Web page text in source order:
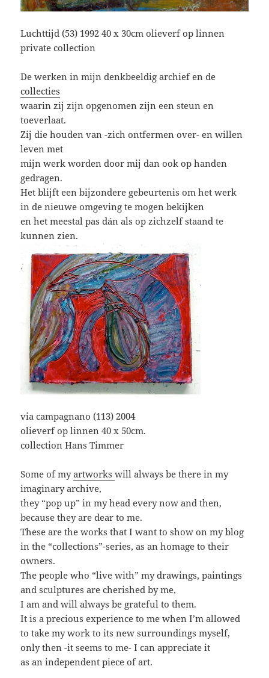
Luchttijd (53) 1992 40 x 30cm olieverf op linnen
private collection
De werken in mijn denkbeeldig archief en de
collecties
waarin zij zijn opgenomen zijn een steun en
toeverlaat.
Zij die houden van -zich ontfermen over- en willen
leven met
mijn werk worden door mij dan ook op handen
gedragen.
Het blijft een bijzondere gebeurtenis om het werk
in de nieuwe omgeving te mogen bekijken
en het meestal pas dán als op zichzelf staand te
kunnen zien.
via campagnano (113) 2004
olieverf op linnen 40 x 50cm.
collection Hans Timmer
Some of myartworkswill always be there in my
imaginary archive,
they “pop up” in my head every now and then,
because they are dear to me.
These are the works that I want to show on my blog
in the “collections”-series, as an homage to their
owners.
The people who “live with” my drawings, paintings
and sculptures are cherished by me,
I am and will always be grateful to them.
It is a precious experience to me when I’m allowed
to take my work to its new surroundings myself,
only then -it seems to me- I can appreciate it
as an independent piece of art.